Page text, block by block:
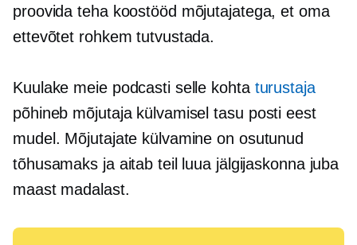
proovida teha koostööd mõjutajatega, et oma
ettevõtet rohkem tutvustada.
Kuulake meie podcasti selle kohta turustaja
põhineb mõjutaja külvamiseltasu posti eest
mudel. Mõjutajate külvamine on osutunud
tõhusamaks ja aitab teil luua jälgijaskonna juba
maast madalast.